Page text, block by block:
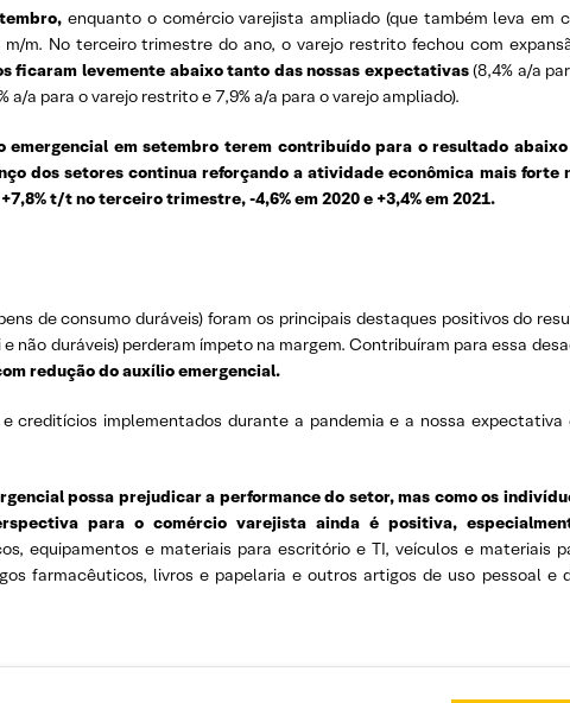
enquanto o comércio varejista ampliado (que também leva em
m. No terceiro trimestre do ano, o varejo restrito fechou com
ficaram levemente abaixo tanto das nossas expectativas(8,4% a/a
a/a para o varejo restrito e 7,9% a/a para o varejo ampliado).
em setembro terem contribuído para o resultado
dos setores continua reforçando a atividade econômica mais forte
t/t no terceiro trimestre, -4,6% em 2020 e +3,4% em 2021.
de consumo duráveis) foram os principais destaques positivos do
duráveis) perderam ímpeto na margem. Contribuíram para essa
redução do auxílio emergencial.
creditícios implementados durante a pandemia e a nossa
possa prejudicar a performance do setor, mas como os
para o comércio varejista ainda é positiva,
equipamentos e materiais para escritório e TI, veículos e materiais
farmacêuticos, livros e papelaria e outros artigos de uso pessoal e